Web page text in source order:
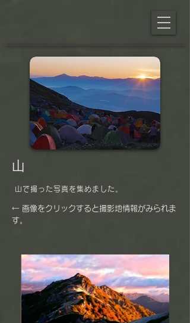
山
​ 山で撮った写真を集めました。
​← 画像をクリックすると撮影地情報がみられま
す。